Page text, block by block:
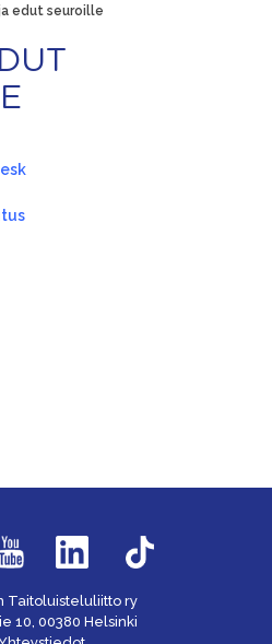
edut seuroille
Taitoluisteluliitto ry
10, 00380 Helsinki